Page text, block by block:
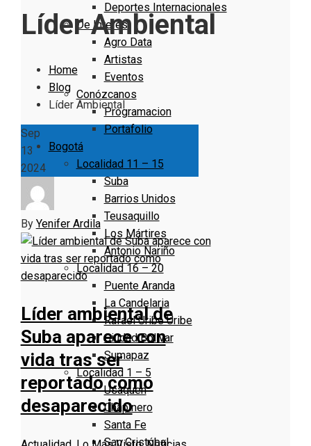
Deportes Internacionales
De Interés
Agro Data
Artistas
Eventos
Conózcanos
Programacion
Portafolio
Bogotá
Localidad 11 – 15
Suba
Barrios Unidos
Teusaquillo
Los Mártires
Antonio Nariño
Localidad 16 – 20
Puente Aranda
La Candelaria
Rafael Uribe Uribe
Ciudad Bolivar
Sumapaz
Localidad 1 – 5
Usaquen
Chapinero
Santa Fe
San Cristóbal
Líder Ambiental
Home
Blog
Líder Ambiental
Sep
13
2024
By Yenifer Ardila
Líder ambiental de
Suba aparece con
vida tras ser
reportado como
desaparecido